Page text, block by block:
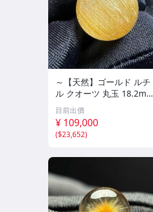
～【天然】ゴールド ルチ
ル クオーツ 丸玉 18.2mm
8.5g
目前出價
¥ 109,000
($23,652)